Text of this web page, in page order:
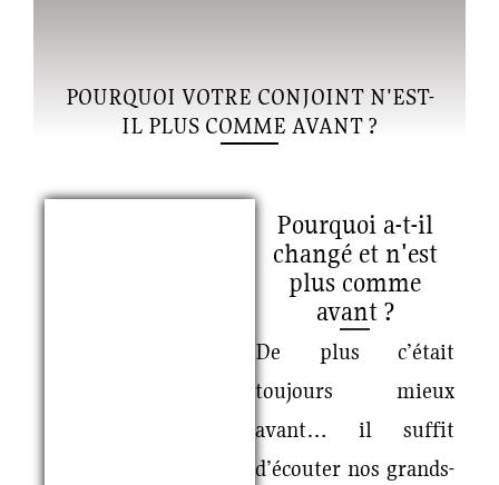
POURQUOI VOTRE CONJOINT N'EST-
IL PLUS COMME AVANT ?
Pourquoi a-t-il
changé et n'est
plus comme
avant ?
De plus c’était
toujours mieux
avant… il suffit
d’écouter nos grands-